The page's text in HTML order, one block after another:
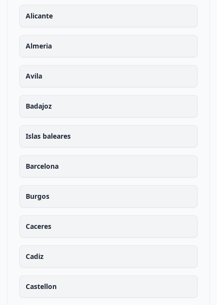
Alicante
Almeria
Avila
Badajoz
Islas baleares
Barcelona
Burgos
Caceres
Cadiz
Castellon